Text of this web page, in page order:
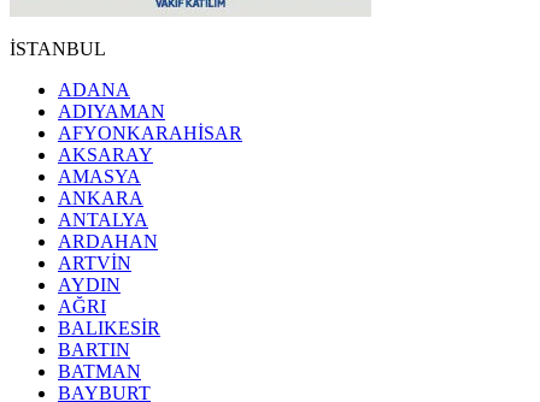
İSTANBUL
ADANA
ADIYAMAN
AFYONKARAHİSAR
AKSARAY
AMASYA
ANKARA
ANTALYA
ARDAHAN
ARTVİN
AYDIN
AĞRI
BALIKESİR
BARTIN
BATMAN
BAYBURT